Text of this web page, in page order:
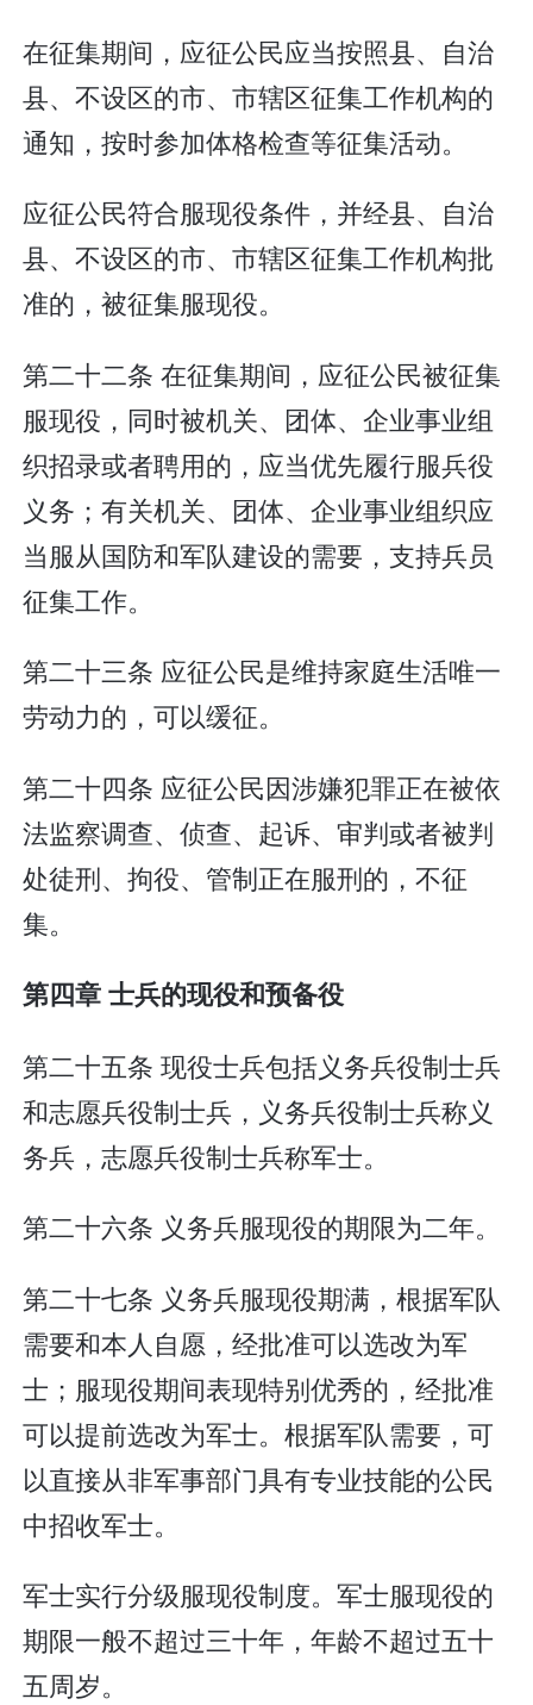
在征集期间，应征公民应当按照县、自治
县、不设区的市、市辖区征集工作机构的
通知，按时参加体格检查等征集活动。
应征公民符合服现役条件，并经县、自治
县、不设区的市、市辖区征集工作机构批
准的，被征集服现役。
第二十二条 在征集期间，应征公民被征集
服现役，同时被机关、团体、企业事业组
织招录或者聘用的，应当优先履行服兵役
义务；有关机关、团体、企业事业组织应
当服从国防和军队建设的需要，支持兵员
征集工作。
第二十三条 应征公民是维持家庭生活唯一
劳动力的，可以缓征。
第二十四条 应征公民因涉嫌犯罪正在被依
法监察调查、侦查、起诉、审判或者被判
处徒刑、拘役、管制正在服刑的，不征
集。
第四章 士兵的现役和预备役
第二十五条 现役士兵包括义务兵役制士兵
和志愿兵役制士兵，义务兵役制士兵称义
务兵，志愿兵役制士兵称军士。
第二十六条 义务兵服现役的期限为二年。
第二十七条 义务兵服现役期满，根据军队
需要和本人自愿，经批准可以选改为军
士；服现役期间表现特别优秀的，经批准
可以提前选改为军士。根据军队需要，可
以直接从非军事部门具有专业技能的公民
中招收军士。
军士实行分级服现役制度。军士服现役的
期限一般不超过三十年，年龄不超过五十
五周岁。